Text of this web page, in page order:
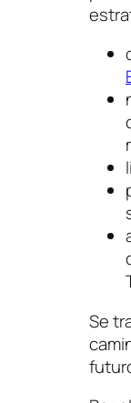
Se